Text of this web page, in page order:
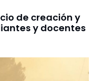
de creación y
y docentes